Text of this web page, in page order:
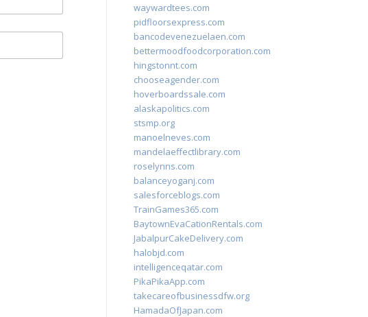
waywardtees.com
pidfloorsexpress.com
bancodevenezuelaen.com
bettermoodfoodcorporation.com
hingstonnt.com
chooseagender.com
hoverboardssale.com
alaskapolitics.com
stsmp.org
manoelneves.com
mandelaeffectlibrary.com
roselynns.com
balanceyoganj.com
salesforceblogs.com
TrainGames365.com
BaytownEvaCationRentals.com
JabalpurCakeDelivery.com
halobjd.com
intelligenceqatar.com
PikaPikaApp.com
takecareofbusinessdfw.org
HamadaOfJapan.com